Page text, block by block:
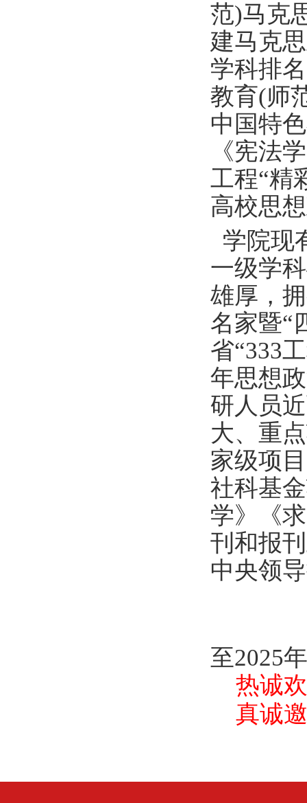
范)马克
建马克
学科排
教育(师
中国特
《宪法
工程“精
高校思
学院现
一级学
雄厚，
名家暨“
省“333
年思想
研人员
大、重
家级项
社科基
学》《
刊和报
中央领
至2025
热诚
真诚